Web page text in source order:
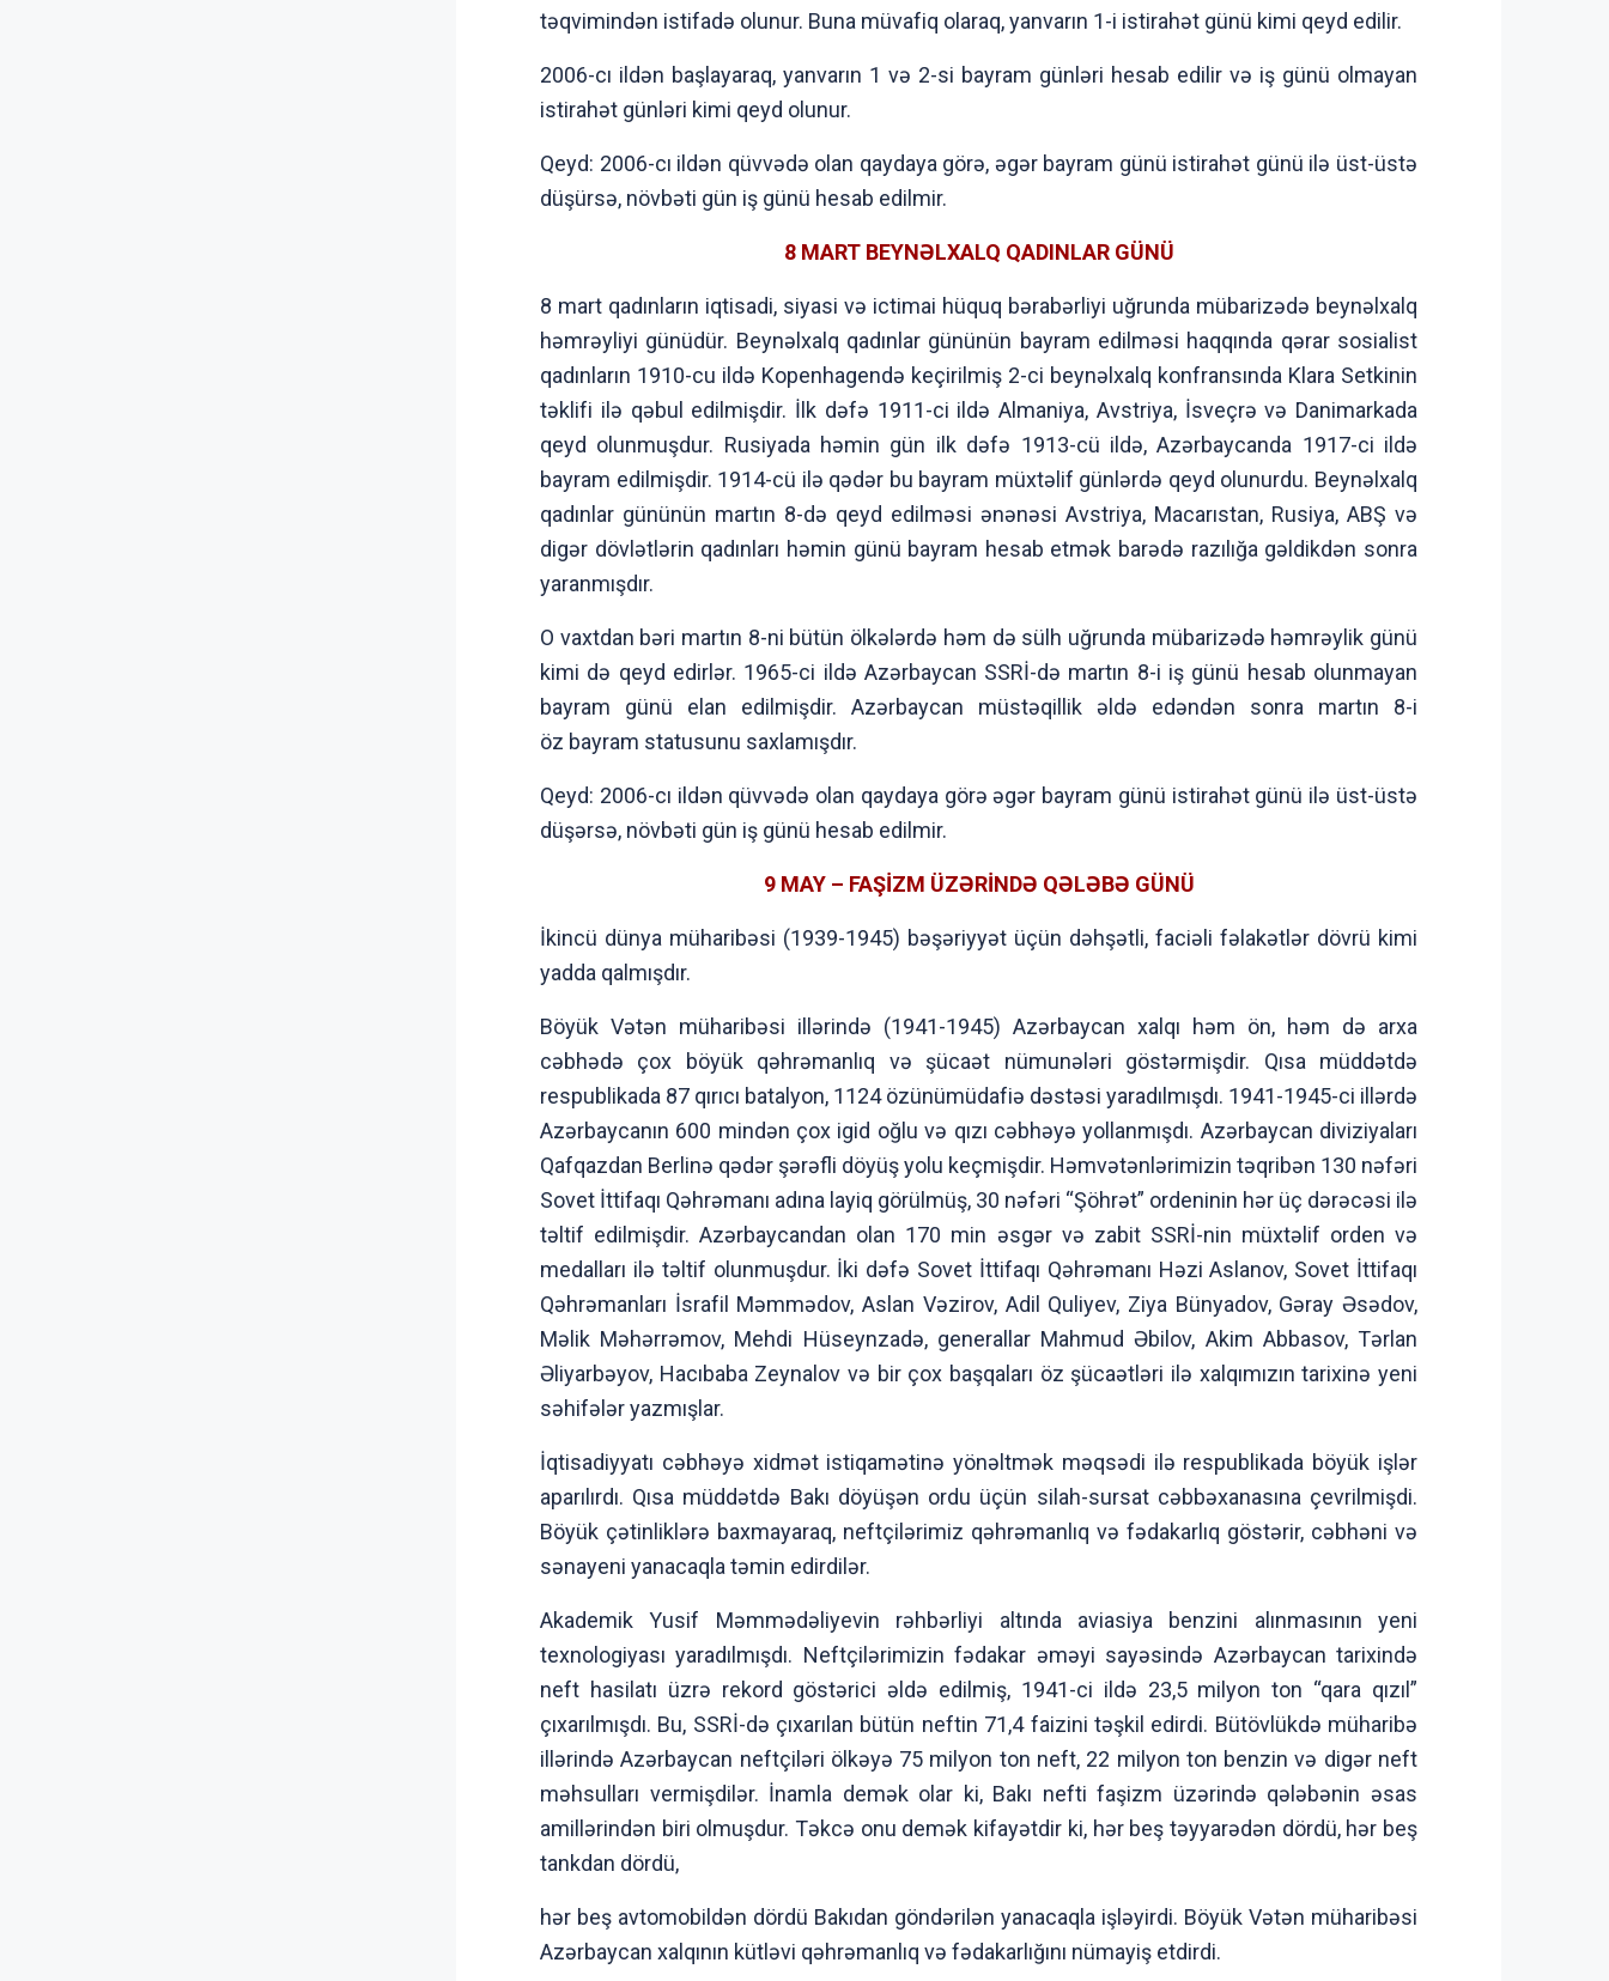
təqvimindən istifadə olunur. Buna müvafiq olaraq, yanvarın 1-i istirahət günü kimi qeyd edilir.
2006-cı ildən başlayaraq, yanvarın 1 və 2-si bayram günləri hesab edilir və iş günü olmayan
istirahət günləri kimi qeyd olunur.
Qeyd: 2006-cı ildən qüvvədə olan qaydaya görə, əgər bayram günü istirahət günü ilə üst-üstə
düşürsə, növbəti gün iş günü hesab edilmir.
8 MART BEYNƏLXALQ QADINLAR GÜNÜ
8 mart qadınların iqtisadi, siyasi və ictimai hüquq bərabərliyi uğrunda mübarizədə beynəlxalq
həmrəyliyi günüdür. Beynəlxalq qadınlar gününün bayram edilməsi haqqında qərar sosialist
qadınların 1910-cu ildə Kopenhagendə keçirilmiş 2-ci beynəlxalq konfransında Klara Setkinin
təklifi ilə qəbul edilmişdir. İlk dəfə 1911-ci ildə Almaniya, Avstriya, İsveçrə və Danimarkada
qeyd olunmuşdur. Rusiyada həmin gün ilk dəfə 1913-cü ildə, Azərbaycanda 1917-ci ildə
bayram edilmişdir. 1914-cü ilə qədər bu bayram müxtəlif günlərdə qeyd olunurdu. Beynəlxalq
qadınlar gününün martın 8-də qeyd edilməsi ənənəsi Avstriya, Macarıstan, Rusiya, ABŞ və
digər dövlətlərin qadınları həmin günü bayram hesab etmək barədə razılığa gəldikdən sonra
yaranmışdır.
O vaxtdan bəri martın 8-ni bütün ölkələrdə həm də sülh uğrunda mübarizədə həmrəylik günü
kimi də qeyd edirlər. 1965-ci ildə Azərbaycan SSRİ-də martın 8-i iş günü hesab olunmayan
bayram günü elan edilmişdir. Azərbaycan müstəqillik əldə edəndən sonra martın 8-i
öz bayram statusunu saxlamışdır.
Qeyd: 2006-cı ildən qüvvədə olan qaydaya görə əgər bayram günü istirahət günü ilə üst-üstə
düşərsə, növbəti gün iş günü hesab edilmir.
9 MAY – FAŞİZM ÜZƏRİNDƏ QƏLƏBƏ GÜNÜ
İkincü dünya müharibəsi (1939-1945) bəşəriyyət üçün dəhşətli, faciəli fəlakətlər dövrü kimi
yadda qalmışdır.
Böyük Vətən müharibəsi illərində (1941-1945) Azərbaycan xalqı həm ön, həm də arxa
cəbhədə çox böyük qəhrəmanlıq və şücaət nümunələri göstərmişdir. Qısa müddətdə
respublikada 87 qırıcı batalyon, 1124 özünümüdafiə dəstəsi yaradılmışdı. 1941-1945-ci illərdə
Azərbaycanın 600 mindən çox igid oğlu və qızı cəbhəyə yollanmışdı. Azərbaycan diviziyaları
Qafqazdan Berlinə qədər şərəfli döyüş yolu keçmişdir. Həmvətənlərimizin təqribən 130 nəfəri
Sovet İttifaqı Qəhrəmanı adına layiq görülmüş, 30 nəfəri “Şöhrət” ordeninin hər üç dərəcəsi ilə
təltif edilmişdir. Azərbaycandan olan 170 min əsgər və zabit SSRİ-nin müxtəlif orden və
medalları ilə təltif olunmuşdur. İki dəfə Sovet İttifaqı Qəhrəmanı Həzi Aslanov, Sovet İttifaqı
Qəhrəmanları İsrafil Məmmədov, Aslan Vəzirov, Adil Quliyev, Ziya Bünyadov, Gəray Əsədov,
Məlik Məhərrəmov, Mehdi Hüseynzadə, generallar Mahmud Əbilov, Akim Abbasov, Tərlan
Əliyarbəyov, Hacıbaba Zeynalov və bir çox başqaları öz şücaətləri ilə xalqımızın tarixinə yeni
səhifələr yazmışlar.
İqtisadiyyatı cəbhəyə xidmət istiqamətinə yönəltmək məqsədi ilə respublikada böyük işlər
aparılırdı. Qısa müddətdə Bakı döyüşən ordu üçün silah-sursat cəbbəxanasına çevrilmişdi.
Böyük çətinliklərə baxmayaraq, neftçilərimiz qəhrəmanlıq və fədakarlıq göstərir, cəbhəni və
sənayeni yanacaqla təmin edirdilər.
Akademik Yusif Məmmədəliyevin rəhbərliyi altında aviasiya benzini alınmasının yeni
texnologiyası yaradılmışdı. Neftçilərimizin fədakar əməyi sayəsində Azərbaycan tarixində
neft hasilatı üzrə rekord göstərici əldə edilmiş, 1941-ci ildə 23,5 milyon ton “qara qızıl”
çıxarılmışdı. Bu, SSRİ-də çıxarılan bütün neftin 71,4 faizini təşkil edirdi. Bütövlükdə müharibə
illərində Azərbaycan neftçiləri ölkəyə 75 milyon ton neft, 22 milyon ton benzin və digər neft
məhsulları vermişdilər. İnamla demək olar ki, Bakı nefti faşizm üzərində qələbənin əsas
amillərindən biri olmuşdur. Təkcə onu demək kifayətdir ki, hər beş təyyarədən dördü, hər beş
tankdan dördü,
hər beş avtomobildən dördü Bakıdan göndərilən yanacaqla işləyirdi. Böyük Vətən müharibəsi
Azərbaycan xalqının kütləvi qəhrəmanlıq və fədakarlığını nümayiş etdirdi.